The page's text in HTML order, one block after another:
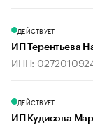
ДЕЙСТВУЕТ
ИП Терентьева
ИНН:
ДЕЙСТВУЕТ
ИП Кудисова